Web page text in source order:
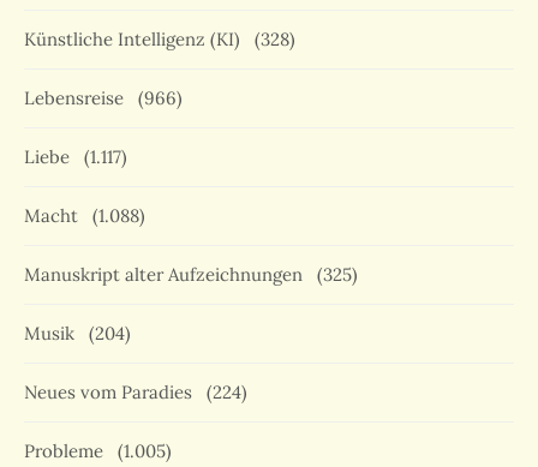
Künstliche Intelligenz (KI) (328)
Lebensreise (966)
Liebe (1.117)
Macht (1.088)
Manuskript alter Aufzeichnungen (325)
Musik (204)
Neues vom Paradies (224)
Probleme (1.005)